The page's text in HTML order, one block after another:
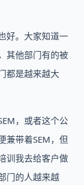
好。大家知道一
其他部门有的被
都是越来越大
，或者这个公
兼带着SEM，但
训我去给客户做
门的人越来越